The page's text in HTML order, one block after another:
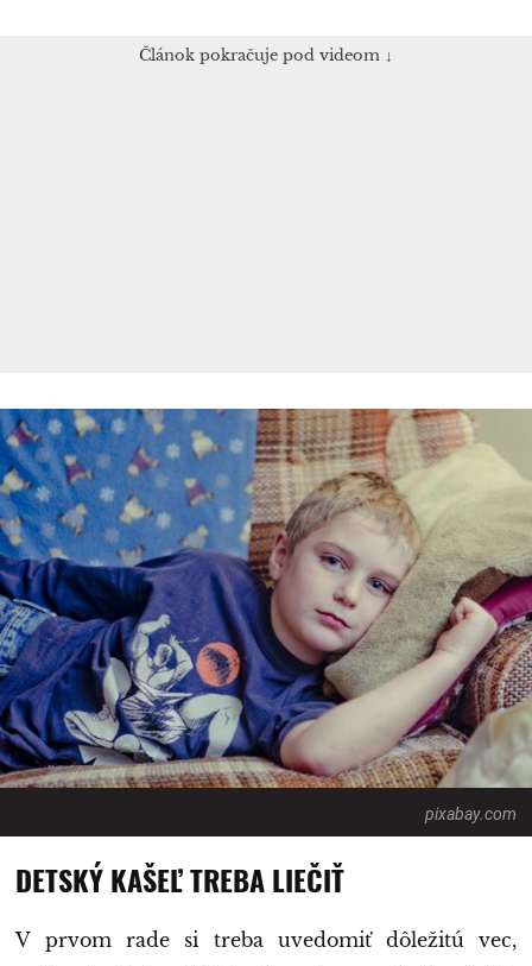
Článok pokračuje pod videom ↓
pixabay.com
DETSKÝ KAŠEĽ TREBA LIEČIŤ
V prvom rade si treba uvedomiť dôležitú vec,